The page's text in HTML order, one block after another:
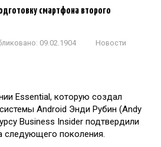
смартфона второго
09.02.1904
Новости
Essential, которую создал
Android Энди Рубин (Andy
Business Insider подтвердили
следующего поколения.